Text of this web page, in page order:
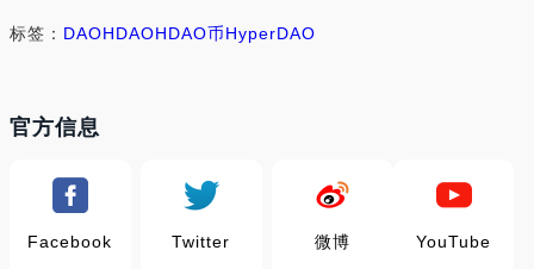
标签： DAOHDAOHDAO币HyperDAO
官方信息
Facebook Twitter 微博 YouTube